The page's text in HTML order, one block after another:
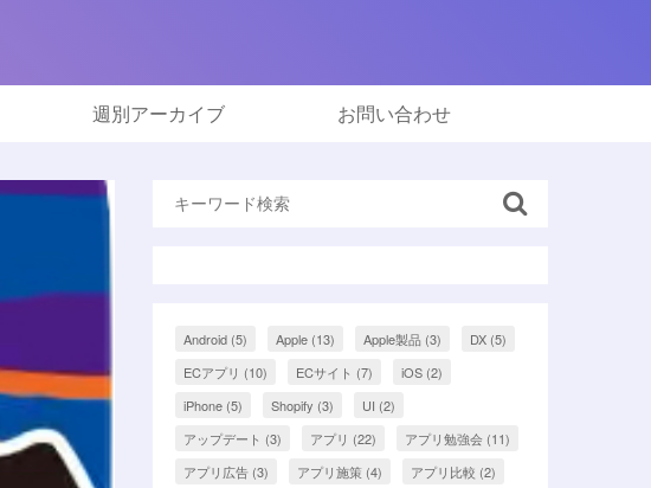
週別アーカイブ お問い合わせ
Android(5) Apple(13) Apple製品(3) DX(5)
ECアプリ (10) ECサイト (7) iOS(2)
iPhone(5) Shopify (3) UI (2)
アップデート (3) アプリ (22) アプリ勉強会(11)
アプリ広告(3) アプリ施策(4) アプリ比較 (2)